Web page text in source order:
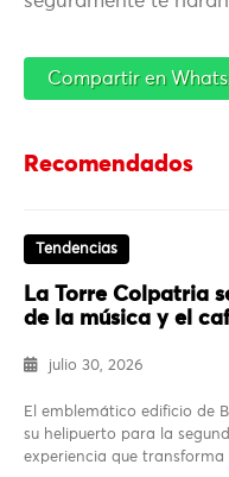
Compartir en
Recomendados
Tendencias
La Torre Colpatria
de la música y el
julio 30, 2026
El emblemático edificio de
su helipuerto para la
experiencia que